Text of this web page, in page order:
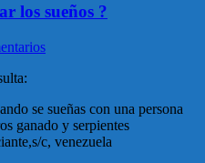
los sueños ?
se sueñas con una persona
ganado y serpientes
c, venezuela